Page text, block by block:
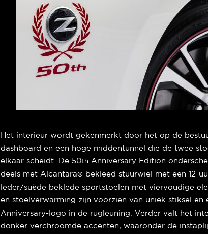
Het interieur wordt gekenmerkt door het op de
dashboard en een hoge middentunnel die de twee
elkaar scheidt. De 50th
Anniversary Edition
deels met Alcantara®
bekleed stuurwiel met een 12-
leder/suède beklede sportstoelen met viervoudige
en stoelverwarming zijn voorzien van uniek stiksel en
Anniversary-logo in de rugleuning. Verder valt het
donker verchroomde accenten, waaronder de